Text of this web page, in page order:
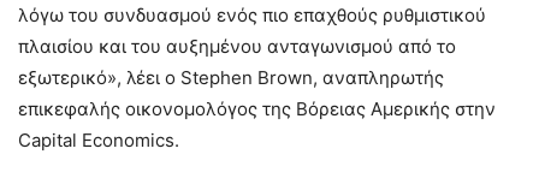
λόγω του συνδυασμού ενός πιο επαχθούς ρυθμιστικού
πλαισίου και του αυξημένου ανταγωνισμού από το
εξωτερικό», λέει ο Stephen Brown, αναπληρωτής
επικεφαλής οικονομολόγος της Βόρειας Αμερικής στην
Capital Economics.